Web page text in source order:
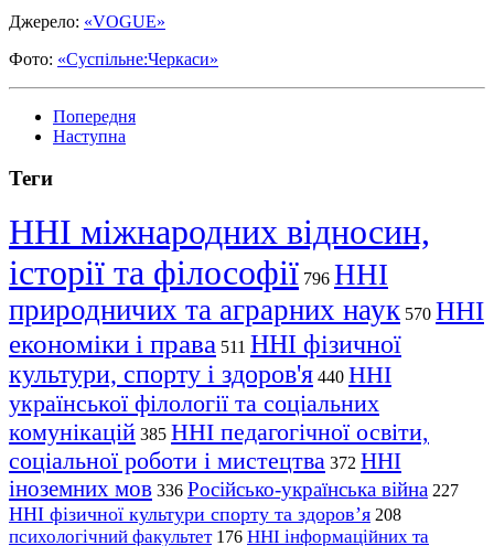
Джерело: «VOGUE»
Фото: «Суспільне:Черкаси»
Попередня
Наступна
Теги
ННІ міжнародних відносин,
історії та філософії 796 ННІ
природничих та аграрних наук 570 ННІ
економіки і права 511 ННІ фізичної
культури, спорту і здоров'я 440 ННІ
української філології та соціальних
комунікацій 385 ННІ педагогічної освіти,
соціальної роботи і мистецтва 372 ННІ
іноземних мов 336 Російсько-українська війна 227
ННІ фізичної культури спорту та здоров’я 208
психологічний факультет 176 ННІ інформаційних та